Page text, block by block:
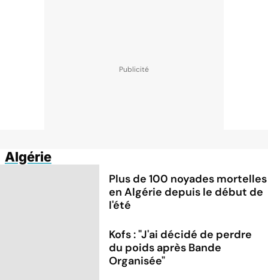
Algérie
Plus de 100 noyades mortelles
en Algérie depuis le début de
l'été
Kofs : "J'ai décidé de perdre
du poids après Bande
Organisée"